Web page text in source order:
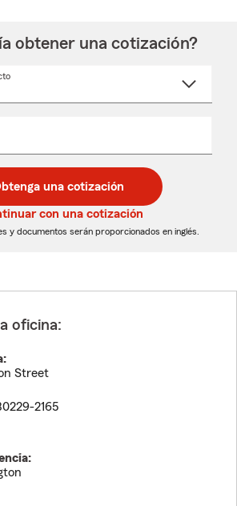
obtener una cotización?
desplegable
una cotización
con una cotización
y documentos serán proporcionados en inglés.
oficina:
Street
2165